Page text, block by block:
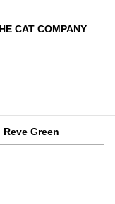
CAT COMPANY
Green